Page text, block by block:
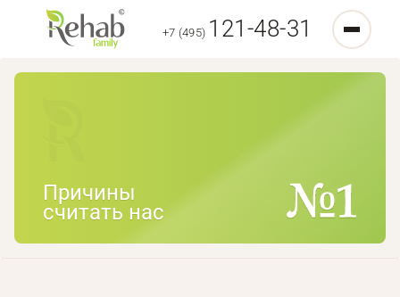
+7 (495) 121-48-31
Причины
считать нас